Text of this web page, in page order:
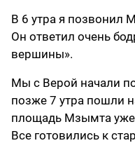
В 6 утра я позвонил
Он ответил очень
вершины».
Мы с Верой начали
позже 7 утра пошли
площадь Мзымта
Все готовились к